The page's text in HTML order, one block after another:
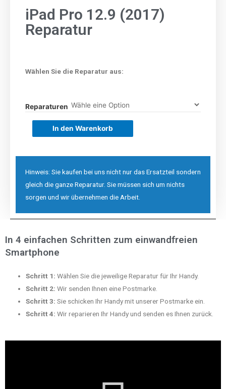
iPad Pro 12.9 (2017)
Reparatur
Wählen Sie die Reparatur aus:
Reparaturen
In den Warenkorb
Hinweis: Sie kaufen bei uns nicht nur das Ersatzteil sondern
gleich die ganze Reparatur. Sie müssen sich um nichts
sorgen und wir übernehmen die Arbeit.
In 4 einfachen Schritten zum einwandfreien
Smartphone
Schritt 1: Wählen Sie die jeweilige Reparatur für Ihr Handy.
Schritt 2: Wir senden Ihnen eine Postmarke.
Schritt 3: Sie schicken Ihr Handy mit unserer Postmarke ein.
Schritt 4: Wir reparieren Ihr Handy und senden es Ihnen zurück.